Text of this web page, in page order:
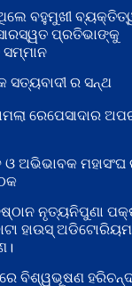
ବହୁମୁଖୀ
ପ୍ରତିଭାଙ୍କୁ
ର ସନ୍ଥ
ରେପେସାଦାର
ଅଭିଭାବକ ମହାସଂଘ
ନୃତ୍ୟନିପୁଣା
ହାଉସ୍
ବିଶ୍ୱଭୂଷଣ